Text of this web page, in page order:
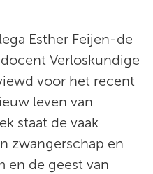
Esther Feijen-de
Verloskundige
voor het recent
leven van
staat de vaak
zwangerschap en
en de geest van